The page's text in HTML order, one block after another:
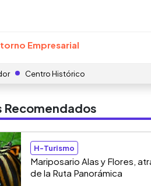
Empresarial
Centro Histórico
Recomendados
H-Turismo
Mariposario Alas y Flores,
de la Ruta Panorámica